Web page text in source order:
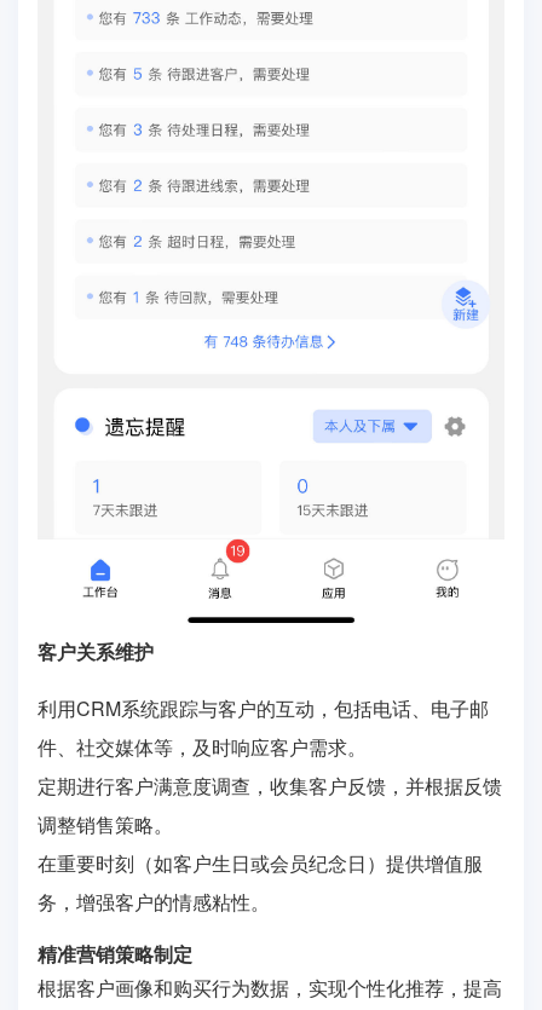
客户关系维护
利用CRM系统跟踪与客户的互动，包括电话、电子邮
件、社交媒体等，及时响应客户需求。
定期进行客户满意度调查，收集客户反馈，并根据反馈
调整销售策略。
在重要时刻（如客户生日或会员纪念日）提供增值服
务，增强客户的情感粘性。
精准营销策略制定
根据客户画像和购买行为数据，实现个性化推荐，提高